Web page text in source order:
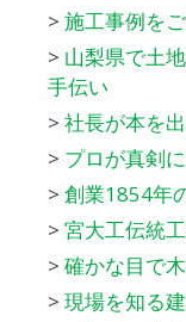
> 施工事例を
> 山梨県で土
手伝い
> 社長が本を
> プロが真剣
> 創業1854年
> 宮大工伝統
> 確かな目で
> 現場を知る